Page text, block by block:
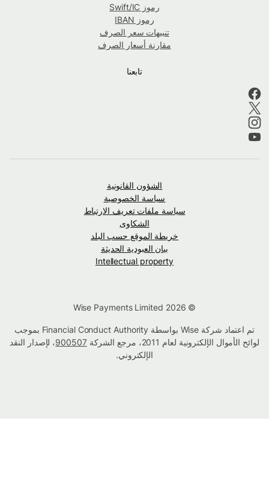
رموز Swift/IC
رموز IBAN
تنبيهات سعر الصرف
مقارنة أسعار الصرف
تابعنا
الشؤون القانونية
سياسة الخصوصية
سياسة ملفات تعريف الارتباط
الشكاوى
خريطة الموقع حسب البلد
بيان العبودية الحديثة
Intellectual property
تم اعتماد شركة Wise بواسطة Financial Conduct Authority بموجب
لوائح الأموال الإلكترونية لعام 2011، مرجع الشركة
900507، لإصدار النقد
الإلكتروني.